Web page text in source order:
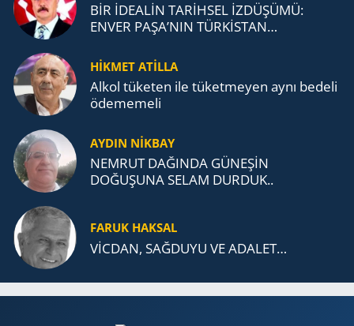
BİR İDEALİN TARİHSEL İZDÜŞÜMÜ:
ENVER PAŞA’NIN TÜRKİSTAN
TEŞKİLATI’NA UZANAN MİRASI
HİKMET ATİLLA
Alkol tü­ke­ten ile tü­ket­me­yen aynı be­de­li
öde­me­me­li
AYDIN NİKBAY
NEMRUT DAĞINDA GÜNEŞİN
DOĞUŞUNA SELAM DURDUK..
FARUK HAKSAL
VİCDAN, SAĞ­DU­YU VE ADA­LET…